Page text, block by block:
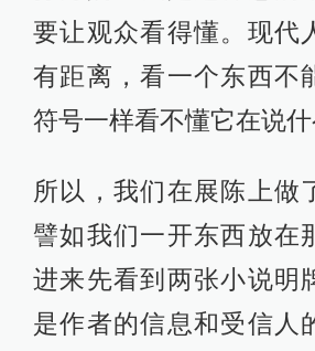
要让观众看得懂。现代
有距离，看一个东西不
符号一样看不懂它在说什
所以，我们在展陈上做
譬如我们一开东西放在
进来先看到两张小说明
是作者的信息和受信人